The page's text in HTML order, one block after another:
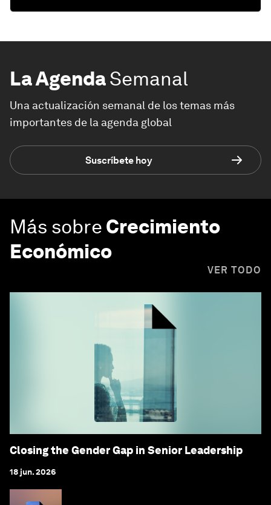
La AgendaSemanal
Una actualización semanal de los temas más
importantes de la agenda global
Suscríbete hoy
Más sobre Crecimiento
Económico
VER TODO
Closing the Gender Gap in Senior Leadership
18 jun. 2026